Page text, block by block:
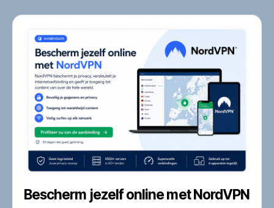
Bescherm jezelf online met NordVPN